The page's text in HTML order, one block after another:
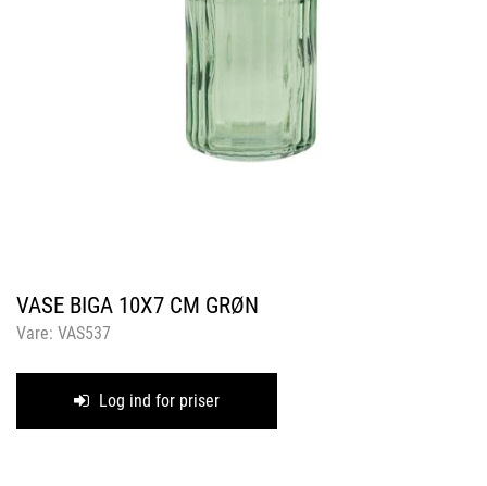
VASE BIGA 10X7 CM GRØN
Vare: VAS537
Log ind for priser